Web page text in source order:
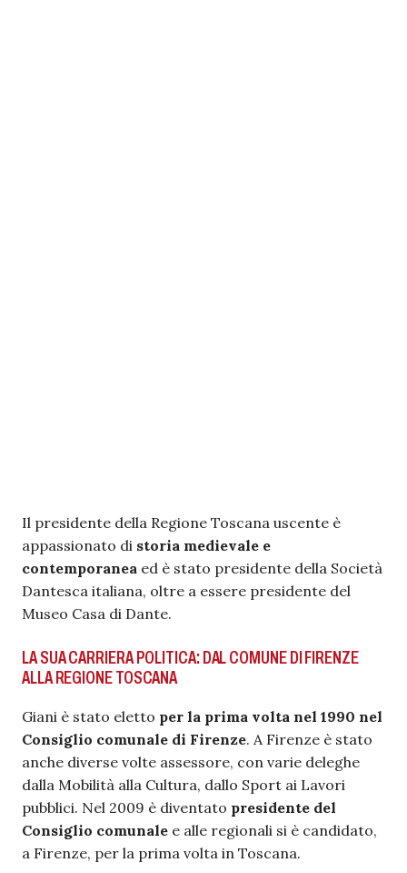
Il presidente della Regione Toscana uscente è
appassionato di storia medievale e
contemporanea ed è stato presidente della Società
Dantesca italiana, oltre a essere presidente del
Museo Casa di Dante.
LA SUA CARRIERA POLITICA: DAL COMUNE DI FIRENZE
ALLA REGIONE TOSCANA
Giani è stato eletto per la prima volta nel 1990 nel
Consiglio comunale di Firenze. A Firenze è stato
anche diverse volte assessore, con varie deleghe
dalla Mobilità alla Cultura, dallo Sport ai Lavori
pubblici. Nel 2009 è diventato presidente del
Consiglio comunale e alle regionali si è candidato,
a Firenze, per la prima volta in Toscana.